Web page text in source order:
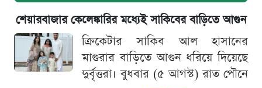
শেয়ারবাজার কেলেঙ্কারির মধ্যেই সাকিবের বাড়িতে আগুন
ক্রিকেটার সাকিব আল হাসানের
মাগুরার বাড়িতে আগুন ধরিয়ে দিয়েছে
দুর্বৃত্তরা। বুধবার (৫ আগস্ট) রাত পৌনে